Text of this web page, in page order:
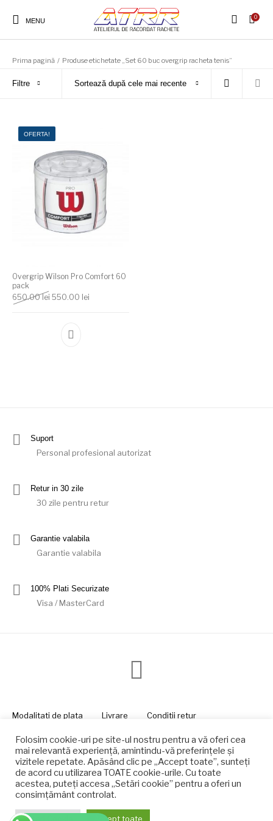
MENU
0
Prima pagină / Produse etichetate „Set 60 buc overgrip racheta tenis”
Filtre Sortează după cele mai recente
OFERTA!
Overgrip Wilson Pro Comfort 60
pack
650.00 lei Prețul inițial a fost: 650.00 lei.
550.00 lei
Suport
Personal profesional autorizat
Retur in 30 zile
30 zile pentru retur
Garantie valabila
Garantie valabila
100% Plati Securizate
Visa / MasterCard
Modalitati de plata Livrare
Conditii retur
© detenis.ro - Lumtenis Rom Srl - Powered byUnlimited
Protection srl.
Folosim cookie-uri pe site-ul nostru pentru a vă oferi cea
mai relevantă experiență, amintindu-vă preferințele și
vizitele repetate. Apăsând clic pe „Accept toate”, sunteți
de acord cu utilizarea TOATE cookie-urile. Cu toate
acestea, puteți accesa „Setări cookie” pentru a oferi un
consimțământ controlat.
Setari Cookie Accept toate